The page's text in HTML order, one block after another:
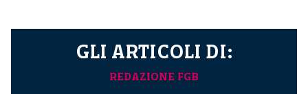
GLI ARTICOLI DI:
REDAZIONE FGB